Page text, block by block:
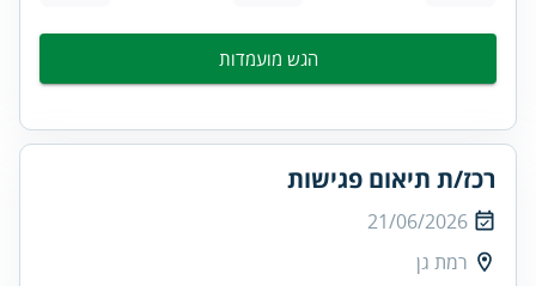
הגש מועמדות
רכז/ת תיאום פגישות
21/06/2026
רמת גן